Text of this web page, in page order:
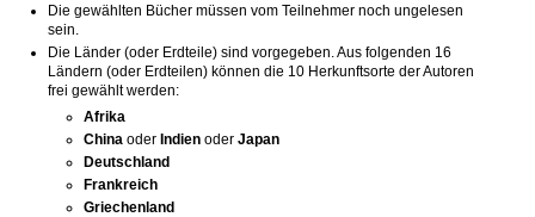
Die gewählten Bücher müssen vom Teilnehmer noch ungelesen
sein.
Die Länder (oder Erdteile) sind vorgegeben. Aus folgenden 16
Ländern (oder Erdteilen) können die 10 Herkunftsorte der Autoren
frei gewählt werden:
Afrika
China oder Indien oder Japan
Deutschland
Frankreich
Griechenland